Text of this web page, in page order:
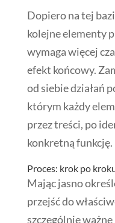
Dopiero na tej
kolejne elementy
wymaga więcej
efekt końcowy.
od siebie działań
którym każdy
przez treści, po
konkretną funkcję.
Proces: krok po
Mając jasno
przejść do
szczególnie